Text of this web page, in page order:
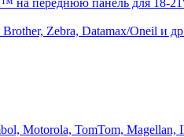
переднюю панель для 18-
Zebra, Datamax/Oneil и
Motorola, TomTom, Magellan,